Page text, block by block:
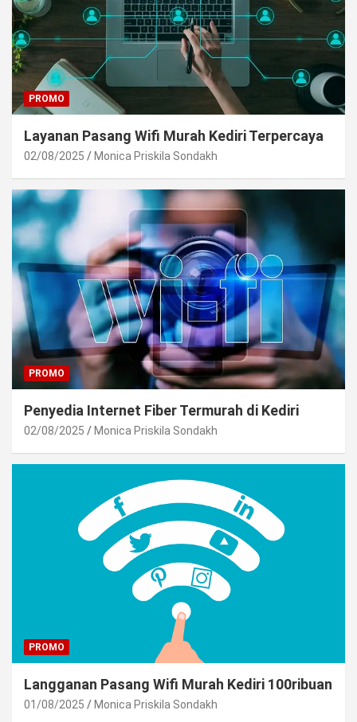
PROMO
Layanan Pasang Wifi Murah Kediri Terpercaya
02/08/2025 Monica Priskila Sondakh
PROMO
Penyedia Internet Fiber Termurah di Kediri
02/08/2025 Monica Priskila Sondakh
PROMO
Langganan Pasang Wifi Murah Kediri 100ribuan
01/08/2025 Monica Priskila Sondakh